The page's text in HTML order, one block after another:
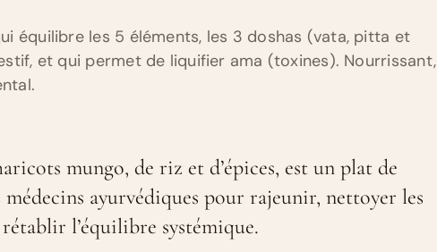
équilibre les 5 éléments, les 3 doshas (vata, pitta et
et qui permet de liquifier ama (toxines). Nourrissant,
mungo, de riz et d’épices, est un plat de
ayurvédiques pour rajeunir, nettoyer les
l’équilibre systémique.